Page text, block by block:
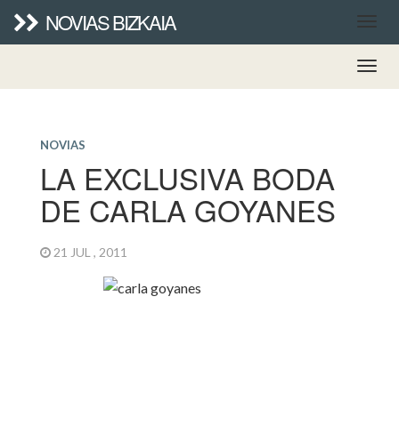
NOVIAS BIZKAIA
NOVIAS
LA EXCLUSIVA BODA
DE CARLA GOYANES
21 JUL , 2011